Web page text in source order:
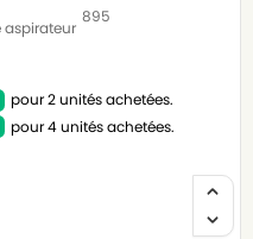
aspirateur
895
pour 2 unités achetées.
pour 4 unités achetées.